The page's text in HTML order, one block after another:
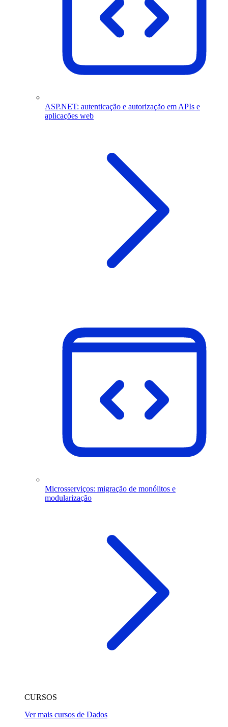
ASP.NET: autenticação e autorização em APIs e
aplicações web
Microsserviços: migração de monólitos e
modularização
CURSOS
Ver mais cursos de Dados